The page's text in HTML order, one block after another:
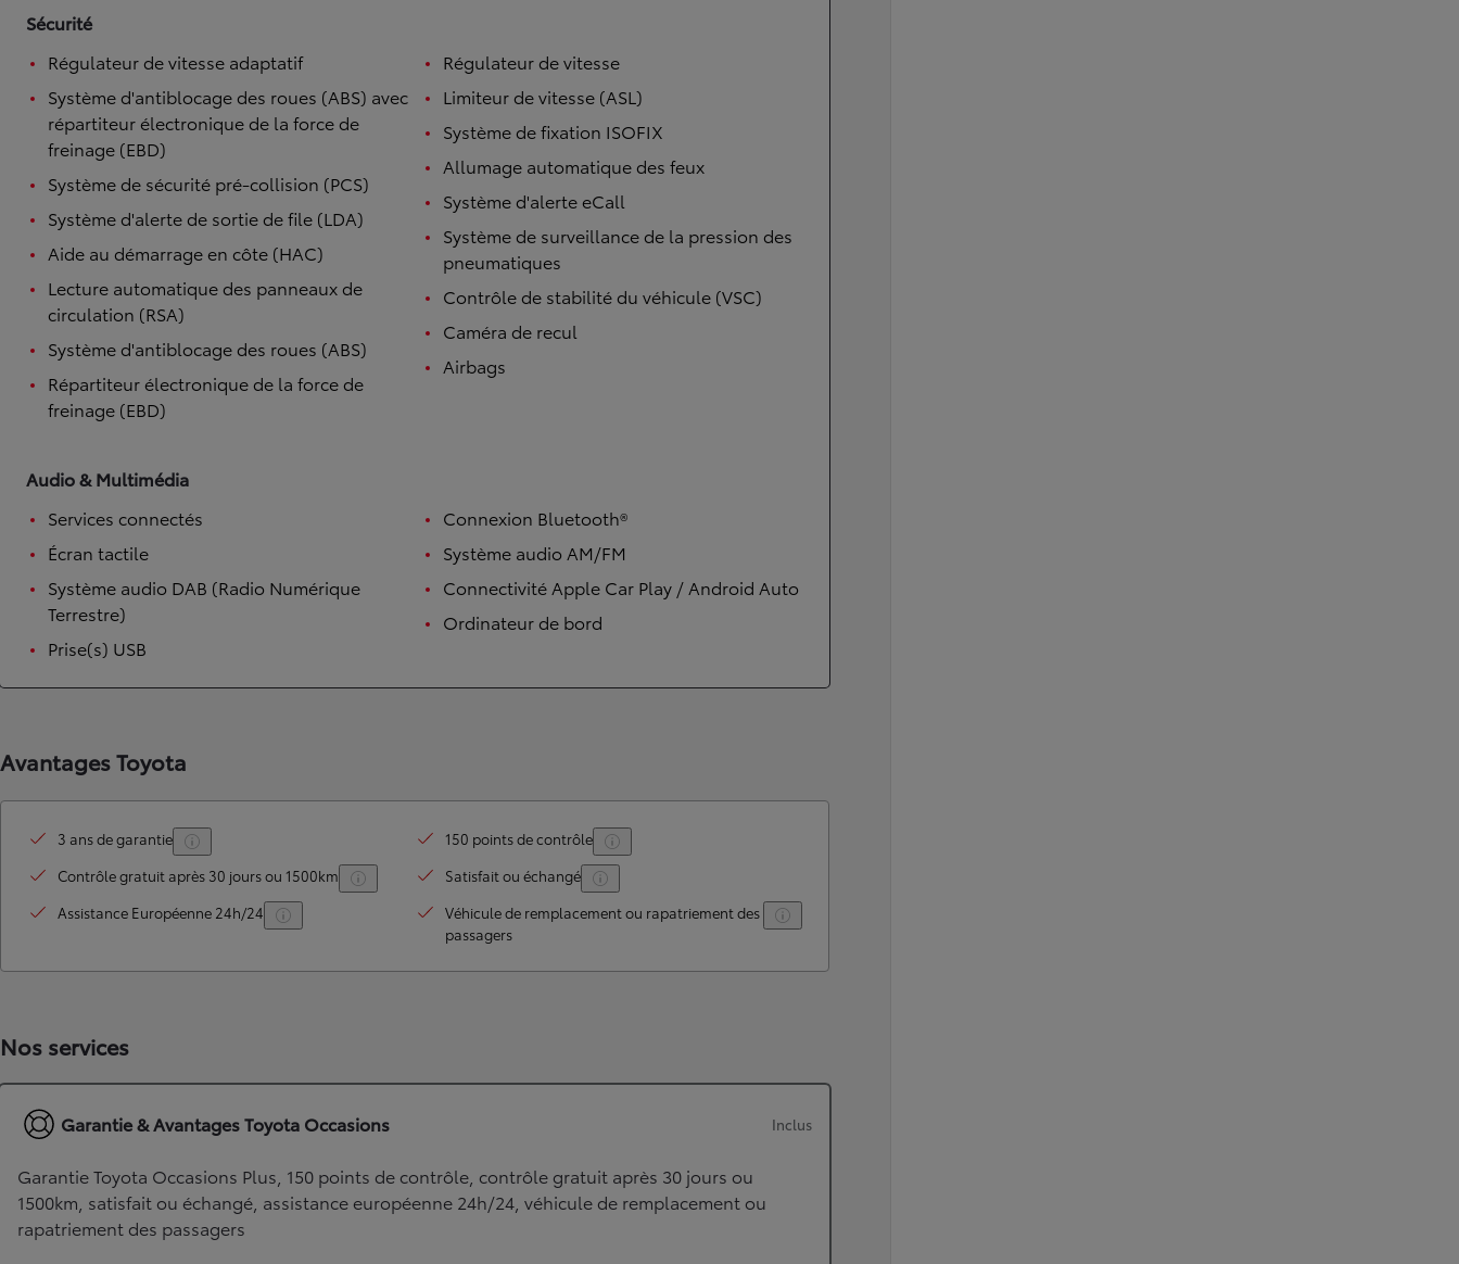
TOYOTA C-HR
HYBRIDE OU HYBRIDE RECHARGEABLE
Sécurité
Régulateur de vitesse adaptatif
Système d'antiblocage des roues (ABS) avec
répartiteur électronique de la force de
freinage (EBD)
Système de sécurité pré-collision (PCS)
Système d'alerte de sortie de file (LDA)
Aide au démarrage en côte (HAC)
Lecture automatique des panneaux de
circulation (RSA)
Système d'antiblocage des roues (ABS)
Répartiteur électronique de la force de
freinage (EBD)
Régulateur de vitesse
Limiteur de vitesse (ASL)
Système de fixation ISOFIX
Allumage automatique des feux
Système d'alerte eCall
Système de surveillance de la pression des
pneumatiques
Contrôle de stabilité du véhicule (VSC)
Caméra de recul
Airbags
Audio & Multimédia
Services connectés
Écran tactile
Système audio DAB (Radio Numérique
Terrestre)
Prise(s) USB
Connexion Bluetooth®
Système audio AM/FM
Connectivité Apple Car Play / Android Auto
Ordinateur de bord
Avantages Toyota
3 ans de garantie
150 points de contrôle
Contrôle gratuit après 30 jours ou 1500km
Satisfait ou échangé
Assistance Européenne 24h/24
Véhicule de remplacement ou rapatriement des
passagers
Nos services
Garantie & Avantages Toyota Occasions Inclus
Garantie Toyota Occasions Plus, 150 points de contrôle, contrôle gratuit après 30 jours ou
1500km, satisfait ou échangé, assistance européenne 24h/24, véhicule de remplacement ou
rapatriement des passagers